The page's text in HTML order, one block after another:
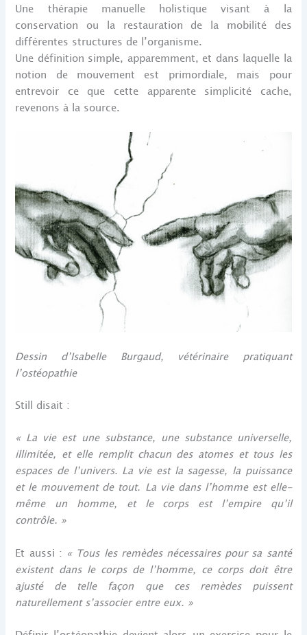
Une thérapie manuelle holistique visant à la
conservation ou la restauration de la mobilité des
différentes structures de l’organisme.
Une définition simple, apparemment, et dans laquelle la
notion de mouvement est primordiale, mais pour
entrevoir ce que cette apparente simplicité cache,
revenons à la source.
Dessin d’Isabelle Burgaud, vétérinaire pratiquant
l’ostéopathie
Still disait :
« La vie est une substance, une substance universelle,
illimitée, et elle remplit chacun des atomes et tous les
espaces de l’univers. La vie est la sagesse, la puissance
et le mouvement de tout. La vie dans l’homme est elle-
même un homme, et le corps est l’empire qu’il
contrôle. »
Et aussi : « Tous les remèdes nécessaires pour sa santé
existent dans le corps de l’homme, ce corps doit être
ajusté de telle façon que ces remèdes puissent
naturellement s’associer entre eux. »